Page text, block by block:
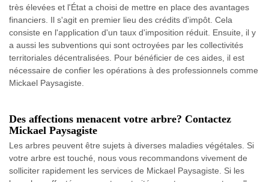
très élevées et l'État a choisi de mettre en place des avantages
financiers. Il s'agit en premier lieu des crédits d'impôt. Cela
consiste en l'application d'un taux d'imposition réduit. Ensuite, il y
a aussi les subventions qui sont octroyées par les collectivités
territoriales décentralisées. Pour bénéficier de ces aides, il est
nécessaire de confier les opérations à des professionnels comme
Mickael Paysagiste.
Des affections menacent votre arbre? Contactez
Mickael Paysagiste
Les arbres peuvent être sujets à diverses maladies végétales. Si
votre arbre est touché, nous vous recommandons vivement de
solliciter rapidement les services de Mickael Paysagiste. Si les